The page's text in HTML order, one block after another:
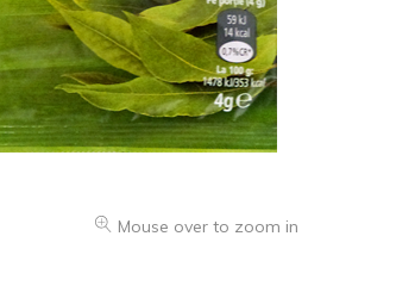
Mouse over to zoom in